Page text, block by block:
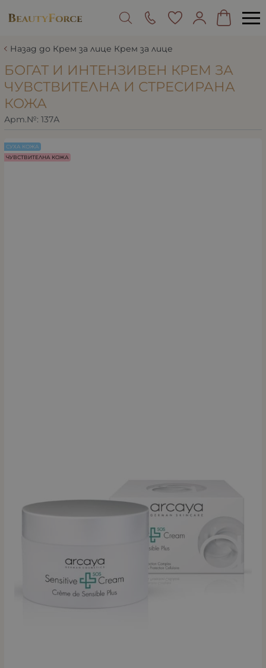
Назад до Крем за лице Крем за лице
БОГАТ И ИНТЕНЗИВЕН КРЕМ ЗА
ЧУВСТВИТЕЛНА И СТРЕСИРАНА
КОЖА
Арт.№: 137А
СУХА КОЖА
ЧУВСТВИТЕЛНА КОЖА